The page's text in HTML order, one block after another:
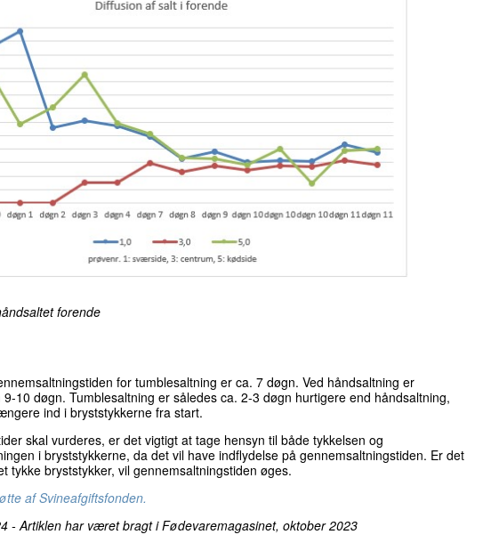
forende
for tumblesaltning er ca. 7 døgn. Ved håndsaltning er
10 døgn. Tumblesaltning er således ca. 2-3 døgn hurtigere end håndsaltning,
ind i bryststykkerne fra start.
skal vurderes, er det vigtigt at tage hensyn til både tykkelsen og
i bryststykkerne, da det vil have indflydelse på gennemsaltningstiden. Er det
tykke bryststykker, vil gennemsaltningstiden øges.
af Svineafgiftsfonden.
- Artiklen har været bragt i Fødevaremagasinet, oktober 2023